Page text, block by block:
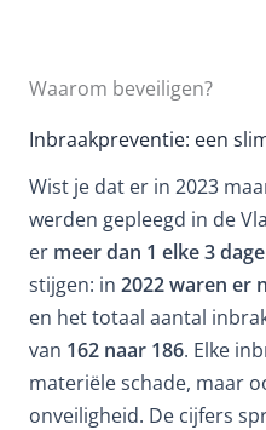
Waarom beveiligen?
Inbraakpreventie: een
Wist je dat er in 2023
werden gepleegd in de
er meer dan 1 elke 3
stijgen: in 2022 waren er
en het totaal aantal
van 162 naar 186. Elke
materiële schade, maar
onveiligheid. De cijfers